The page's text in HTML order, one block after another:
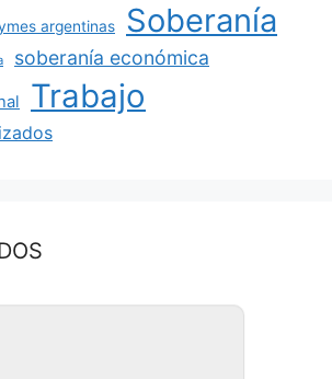
argentinas Soberanía
soberanía económica
Trabajo